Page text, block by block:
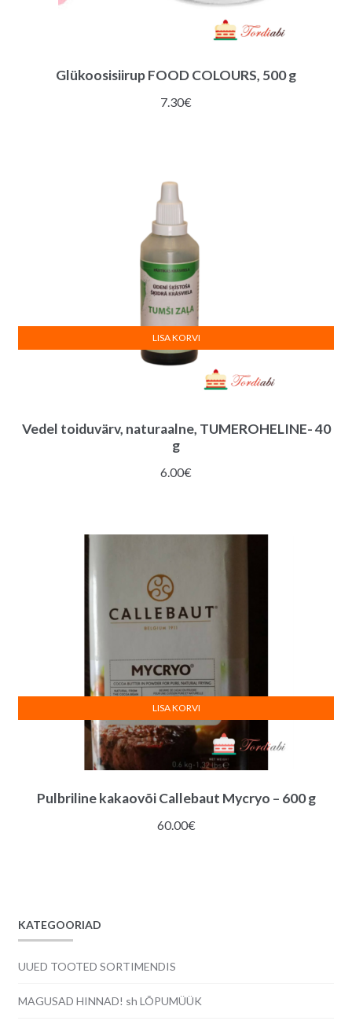
Glükoosisiirup FOOD COLOURS, 500 g
7.30€
Vedel toiduvärv, naturaalne, TUMEROHELINE- 40
g
6.00€
LISA KORVI
Pulbriline kakaovõi Callebaut Mycryo – 600 g
60.00€
LISA KORVI
KATEGOORIAD
UUED TOOTED SORTIMENDIS
MAGUSAD HINNAD! sh LÕPUMÜÜK